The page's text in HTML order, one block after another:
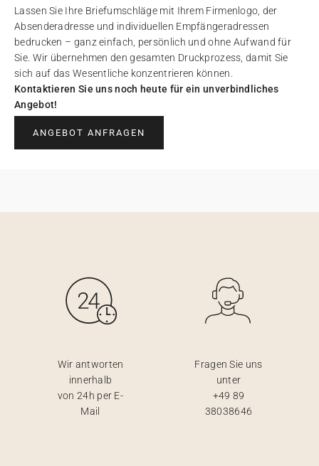
Lassen Sie Ihre Briefumschläge mit Ihrem Firmenlogo, der
Absenderadresse und individuellen Empfängeradressen
bedrucken – ganz einfach, persönlich und ohne Aufwand für
Sie. Wir übernehmen den gesamten Druckprozess, damit Sie
sich auf das Wesentliche konzentrieren können.
Kontaktieren Sie uns noch heute für ein unverbindliches
Angebot!
ANGEBOT ANFRAGEN
Wir antworten
innerhalb
von 24h per E-
Mail
Fragen Sie uns
unter
+49 89
38038646